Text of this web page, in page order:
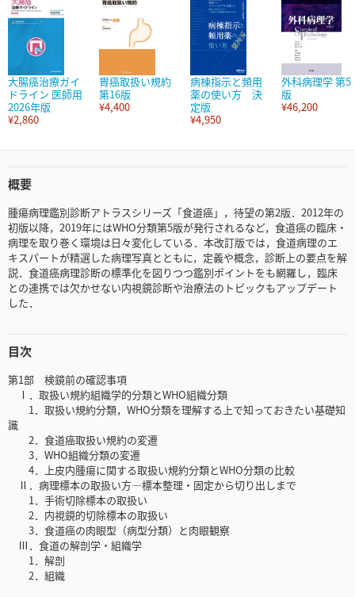
大腸癌治療ガイ
ドライン 医師用
2026年版
¥2,860
胃癌取扱い規約
第16版
¥4,400
病棟指示と頻用
薬の使い方 決
定版
¥4,950
外科病理学 第5
版
¥46,200
概要
腫瘍病理鑑別診断アトラスシリーズ「食道癌」，待望の第2版．2012年の
初版以降，2019年にはWHO分類第5版が発行されるなど，食道癌の臨床・
病理を取り巻く環境は日々変化している．本改訂版では，食道病理のエ
キスパートが精選した病理写真とともに，定義や概念，診断上の要点を解
説．食道癌病理診断の標準化を図りつつ鑑別ポイントをも網羅し，臨床
との連携では欠かせない内視鏡診断や治療法のトピックもアップデート
した．
目次
第1部 検鏡前の確認事項
Ⅰ．取扱い規約組織学的分類とWHO組織分類
1．取扱い規約分類，WHO分類を理解する上で知っておきたい基礎知
識
2．食道癌取扱い規約の変遷
3．WHO組織分類の変遷
4．上皮内腫瘍に関する取扱い規約分類とWHO分類の比較
Ⅱ．病理標本の取扱い方―標本整理・固定から切り出しまで
1．手術切除標本の取扱い
2．内視鏡的切除標本の取扱い
3．食道癌の肉眼型（病型分類）と肉眼観察
Ⅲ．食道の解剖学・組織学
1．解剖
2．組織